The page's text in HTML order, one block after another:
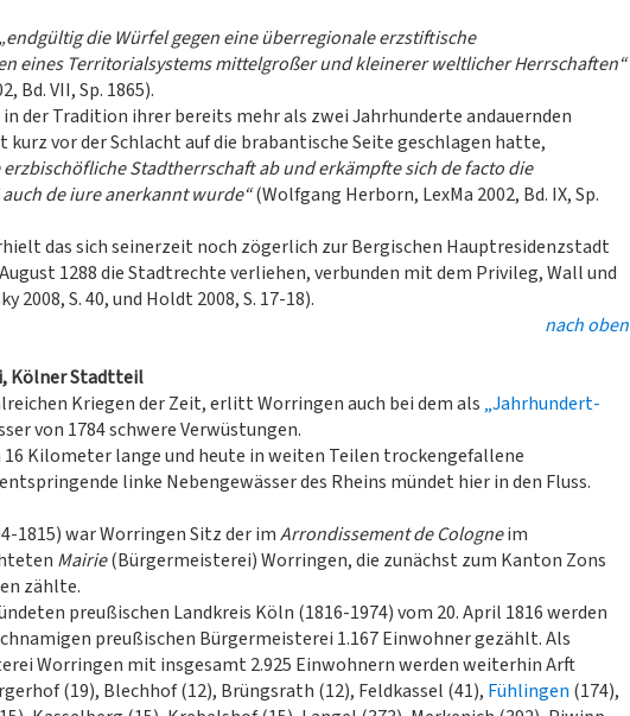
„endgültig die Würfel gegen eine überregionale erzstiftische
eines Territorialsystems mittelgroßer und kleinerer weltlicher Herrschaften“
Bd. VII, Sp. 1865).
der Tradition ihrer bereits mehr als zwei Jahrhunderte andauernden
vor der Schlacht auf die brabantische Seite geschlagen hatte,
Stadtherrschaft ab und erkämpfte sich de facto die
de iure anerkannt wurde“(Wolfgang Herborn, LexMa 2002, Bd. IX, Sp.
das sich seinerzeit noch zögerlich zur Bergischen Hauptresidenzstadt
1288 die Stadtrechte verliehen, verbunden mit dem Privileg, Wall und
2008, S. 40, und Holdt 2008, S. 17-18).
nach oben
Kölner Stadtteil
Kriegen der Zeit, erlitt Worringen auch bei dem als „Jahrhundert-
von 1784 schwere Verwüstungen.
Kilometer lange und heute in weiten Teilen trockengefallene
linke Nebengewässer des Rheins mündet hier in den Fluss.
1815) war Worringen Sitz der imArrondissement de Cologneim
Mairie(Bürgermeisterei) Worringen, die zunächst zum Kanton Zons
zählte.
preußischen Landkreis Köln (1816-1974) vom 20. April 1816 werden
preußischen Bürgermeisterei 1.167 Einwohner gezählt. Als
Worringen mit insgesamt 2.925 Einwohnern werden weiterhin Arft
(19), Blechhof (12), Brüngsrath (12), Feldkassel (41), Fühlingen (174),